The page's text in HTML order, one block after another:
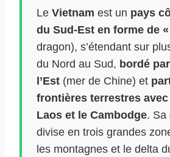
Le Vietnam est un pays
du Sud-Est en forme de
dragon), s’étendant sur
du Nord au Sud, bordé
l’Est (mer de Chine) et
frontières terrestres
Laos et le Cambodge. Sa
divise en trois grandes
les montagnes et le delta